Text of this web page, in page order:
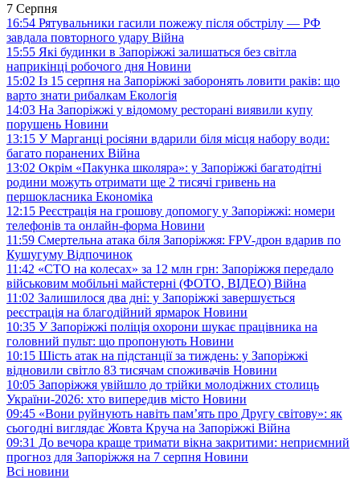
7 Серпня
16:54 Рятувальники гасили пожежу після обстрілу — РФ
завдала повторного удару Війна
15:55 Які будинки в Запоріжжі залишаться без світла
наприкінці робочого дня Новини
15:02 Із 15 серпня на Запоріжжі заборонять ловити раків: що
варто знати рибалкам Екологія
14:03 На Запоріжжі у відомому ресторані виявили купу
порушень Новини
13:15 У Марганці росіяни вдарили біля місця набору води:
багато поранених Війна
13:02 Окрім «Пакунка школяра»: у Запоріжжі багатодітні
родини можуть отримати ще 2 тисячі гривень на
першокласника Економіка
12:15 Реєстрація на грошову допомогу у Запоріжжі: номери
телефонів та онлайн-форма Новини
11:59 Смертельна атака біля Запоріжжя: FPV-дрон вдарив по
Кушугуму Відпочинок
11:42 «СТО на колесах» за 12 млн грн: Запоріжжя передало
військовим мобільні майстерні (ФОТО, ВІДЕО) Війна
11:02 Залишилося два дні: у Запоріжжі завершується
реєстрація на благодійний ярмарок Новини
10:35 У Запоріжжі поліція охорони шукає працівника на
головний пульт: що пропонують Новини
10:15 Шість атак на підстанції за тиждень: у Запоріжжі
відновили світло 83 тисячам споживачів Новини
10:05 Запоріжжя увійшло до трійки молодіжних столиць
України-2026: хто випередив місто Новини
09:45 «Вони руйнують навіть пам’ять про Другу світову»: як
сьогодні виглядає Жовта Круча на Запоріжжі Війна
09:31 До вечора краще тримати вікна закритими: неприємний
прогноз для Запоріжжя на 7 серпня Новини
Всі новини